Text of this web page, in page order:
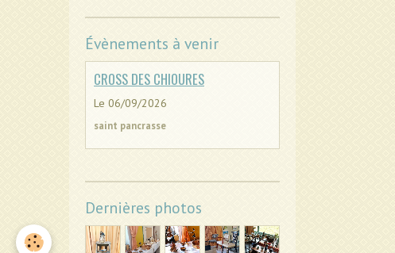
Évènements à venir
CROSS DES CHIOURES
Le 06/09/2026
saint pancrasse
Dernières photos